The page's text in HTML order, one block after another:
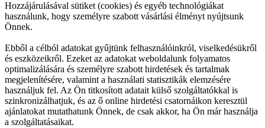
Hozzájárulásával sütiket (cookies) és egyéb technológiákat
használunk, hogy személyre szabott vásárlási élményt nyújtsunk
Önnek.
Ebből a célból adatokat gyűjtünk felhasználóinkról, viselkedésükről
és eszközeikről. Ezeket az adatokat weboldalunk folyamatos
optimalizálására és személyre szabott hirdetések és tartalmak
megjelenítésére, valamint a használati statisztikák elemzésére
használjuk fel. Az Ön titkosított adatait külső szolgáltatókkal is
szinkronizálhatjuk, és az ő online hirdetési csatornáikon keresztül
ajánlatokat mutathatunk Önnek, de csak akkor, ha Ön már használja
a szolgáltatásaikat.